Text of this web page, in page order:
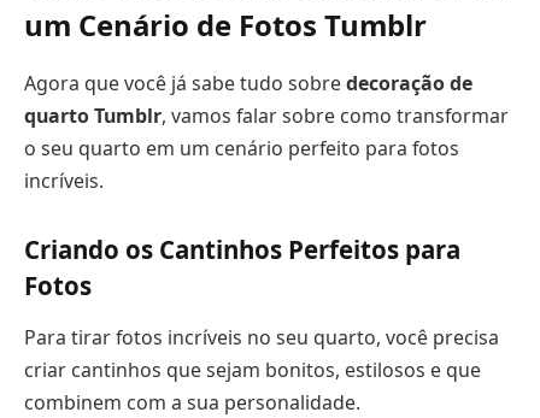
um Cenário de Fotos Tumblr
Agora que você já sabe tudo sobredecoração de
quarto Tumblr, vamos falar sobre como transformar
o seu quarto em um cenário perfeito para fotos
incríveis.
Criando os Cantinhos Perfeitos para
Fotos
Para tirar fotos incríveis no seu quarto, você precisa
criar cantinhos que sejam bonitos, estilosos e que
combinem com a sua personalidade.